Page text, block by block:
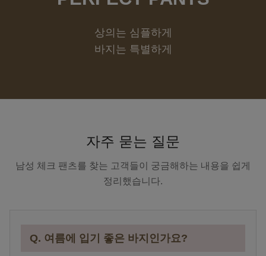
상의는 심플하게
바지는 특별하게
자주 묻는 질문
남성 체크 팬츠를 찾는 고객들이 궁금해하는 내용을 쉽게
정리했습니다.
Q. 여름에 입기 좋은 바지인가요?